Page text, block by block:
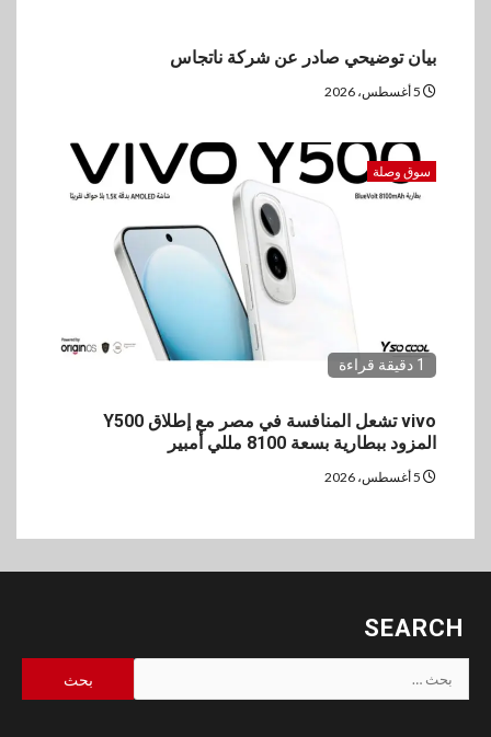
بيان توضيحي صادر عن شركة ناتجاس
سوق وصلة
1 دقيقة قراءة
vivo تشعل المنافسة في مصر مع إطلاق Y500
المزود ببطارية بسعة 8100 مللي أمبير
SEARCH
البحث
عن: